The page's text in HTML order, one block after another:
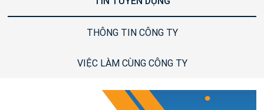
THÔNG TIN CÔNG TY
VIỆC LÀM CÙNG CÔNG TY